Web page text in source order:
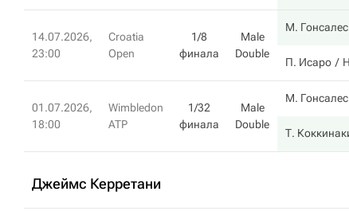
14.07.2026,
23:00
Croatia
Open
1/8
финала
Male
Double
М. Гонсалес
П. Исаро
01.07.2026,
18:00
Wimbledon
ATP
1/32
финала
Male
Double
М. Гонсалес
Т.
Джеймс Керретани